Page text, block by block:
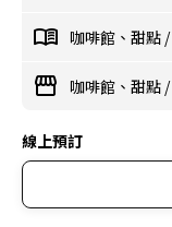
咖啡館、甜點 /
咖啡館、甜點 /
線上預訂